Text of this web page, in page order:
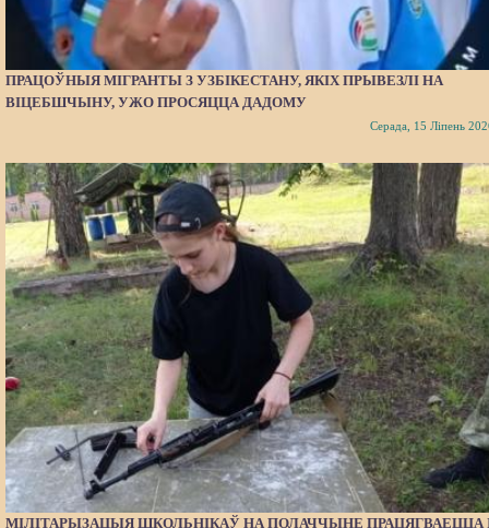
ПРАЦОЎНЫЯ МІГРАНТЫ З УЗБІКЕСТАНУ, ЯКІХ ПРЫВЕЗЛІ НА
ВІЦЕБШЧЫНУ, УЖО ПРОСЯЦЦА ДАДОМУ
Серада, 15 Ліпень
МІЛІТАРЫЗАЦЫЯ ШКОЛЬНІКАЎ НА ПОЛАЧЧЫНЕ ПРАЦЯГВАЕЦЦА